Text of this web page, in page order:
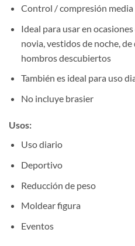
Control / compresión media
Ideal para usar en
novia, vestidos de noche,
hombros descubiertos
También es ideal para uso
No incluye brasier
Usos:
Uso diario
Deportivo
Reducción de peso
Moldear figura
Eventos